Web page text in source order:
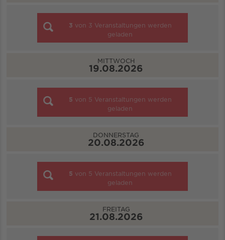
3 von 3 Veranstaltungen werden
geladen
MITTWOCH
19.08.2026
5 von 5 Veranstaltungen werden
geladen
DONNERSTAG
20.08.2026
5 von 5 Veranstaltungen werden
geladen
FREITAG
21.08.2026